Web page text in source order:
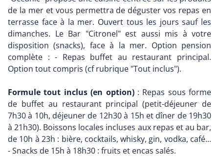
de la mer et vous permettra de déguster vos repas en
terrasse face à la mer. Ouvert tous les jours sauf les
dimanches. Le Bar "Citronel" est aussi mis à votre
disposition (snacks), face à la mer. Option pension
complète : - Repas buffet au restaurant principal.
Option tout compris (cf rubrique "Tout inclus").
Formule tout inclus (en option): Repas sous forme
de buffet au restaurant principal (petit-déjeuner de
7h30 à 10h, déjeuner de 12h30 à 15h et dîner de 19h30
à 21h30). Boissons locales incluses aux repas et au bar,
de 10h à 23h : bière, cocktails, whisky, gin, vodka, café...
- Snacks de 15h à 18h30 : fruits et encas salés.